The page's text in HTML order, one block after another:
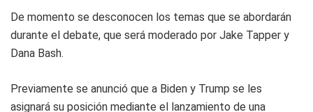
De momento se desconocen los temas que se abordarán
durante el debate, que será moderado por Jake Tapper y
Dana Bash.
Previamente se anunció que a Biden y Trump se les
asignará su posición mediante el lanzamiento de una